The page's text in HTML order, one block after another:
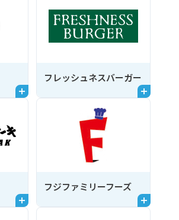
フレッシュネスバーガー
フジファミリーフーズ